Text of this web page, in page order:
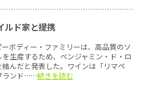
ルド家と提携
ボディー・ファミリーは、高品質のソ
生産するため、ベンジャミン・ド・ロ
んだと発表した。ワインは「リマペ
ランド……続きを読む